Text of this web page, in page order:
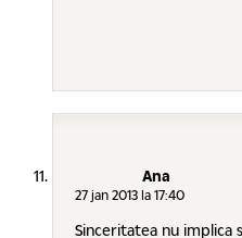
Ana
27 jan 2013 la 17:40
Sinceritatea nu implica